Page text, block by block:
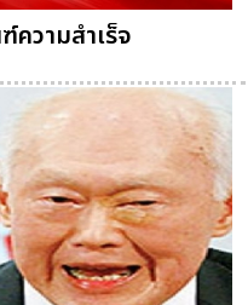
ความสำเร็จ